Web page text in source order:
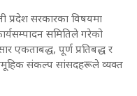
भिजिट भिसामा सेटिङको
म्यासेज, गृह मन्त्रालय
VISA SCAM
प्रदेश सरकारका विषयमा
समितिले गरेको
एकताबद्ध, पूर्ण प्रतिबद्ध र
संकल्प सांसदहरूले व्यक्त